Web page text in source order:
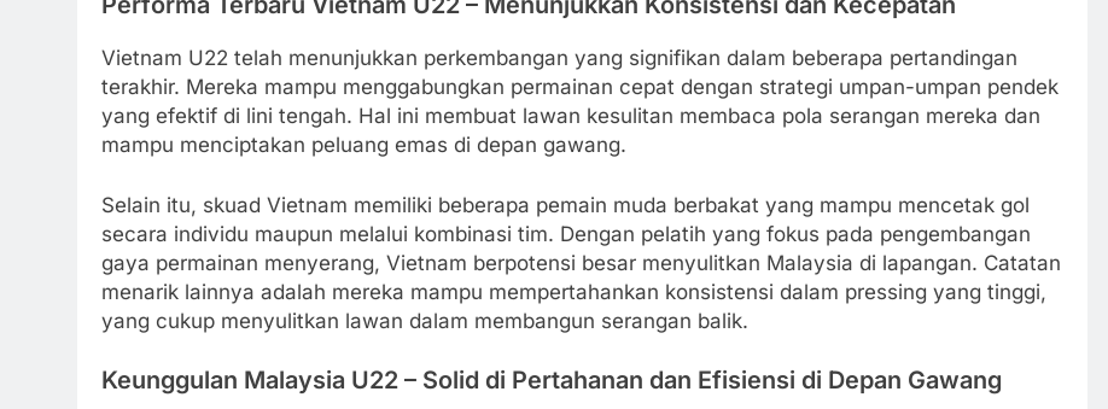
Vietnam U22 telah menunjukkan perkembangan yang signifikan dalam beberapa pertandingan
terakhir. Mereka mampu menggabungkan permainan cepat dengan strategi umpan-umpan pendek
yang efektif di lini tengah. Hal ini membuat lawan kesulitan membaca pola serangan mereka dan
mampu menciptakan peluang emas di depan gawang.
Selain itu, skuad Vietnam memiliki beberapa pemain muda berbakat yang mampu mencetak gol
secara individu maupun melalui kombinasi tim. Dengan pelatih yang fokus pada pengembangan
gaya permainan menyerang, Vietnam berpotensi besar menyulitkan Malaysia di lapangan. Catatan
menarik lainnya adalah mereka mampu mempertahankan konsistensi dalam pressing yang tinggi,
yang cukup menyulitkan lawan dalam membangun serangan balik.
Keunggulan Malaysia U22 – Solid di Pertahanan dan Efisiensi di Depan Gawang